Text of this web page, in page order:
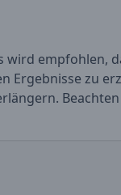
wird empfohlen,
Ergebnisse zu
Beachten